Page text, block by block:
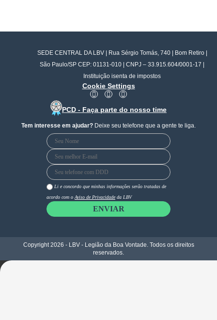
SEDE CENTRAL DA LBV | Rua Sérgio Tomás, 740 | Bom Retiro |
São Paulo/SP CEP: 01131-010 | CNPJ – 33.915.604/0001-17 |
Instituição isenta de impostos
Cookie Settings
F
c
b
o
k
I
s
a
g
a
Y
u
u
b
PCD - Faça parte do nosso time
Tem interesse em ajudar? Deixe seu telefone que a gente te liga.
Li e concordo que minhas informações serão tratadas de
acordo com o Aviso de Privacidade da LBV
ENVIAR
Copyright 2026 - LBV - Legião da Boa Vontade. Todos os direitos
reservados.